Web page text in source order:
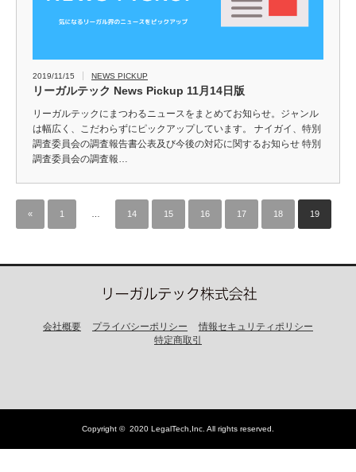
2019/11/15 NEWS PICKUP
リーガルテック News Pickup 11月14日版
リーガルテックにまつわるニュースをまとめてお知らせ。ジャンル
は幅広く、こだわらずにピックアップしています。 ナイガイ、特別
調査委員会の調査報告書公表及び今後の対応に関するお知らせ 特別
調査委員会の調査報…
« 1 14 15 16 17 18 19
会社概要 プライバシーポリシー
情報セキュリティポリシー
特定商取引
Copyright © 2020 LegalTech,Inc. All rights reserved.